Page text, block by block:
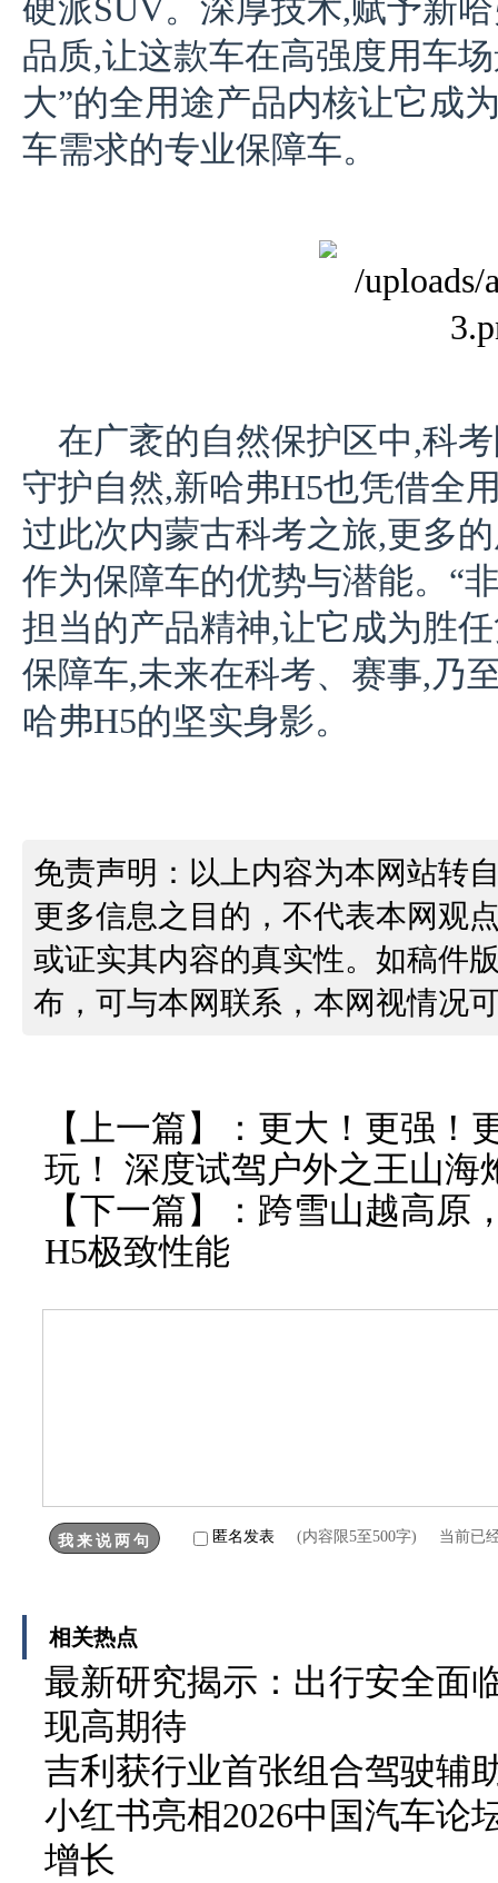
硬派SUV。深厚技术,赋予新
品质,让这款车在高强度用车
大”的全用途产品内核让它成
车需求的专业保障车。
在广袤的自然保护区中,科
守护自然,新哈弗H5也凭借全
过此次内蒙古科考之旅,更多
作为保障车的优势与潜能。“
担当的产品精神,让它成为胜
保障车,未来在科考、赛事,乃
哈弗H5的坚实身影。
免责声明：以上内容为本网站转
更多信息之目的，不代表本网观
或证实其内容的真实性。如稿件
布，可与本网联系，本网视情况
【上一篇】： 更大！更强！
玩！ 深度试驾户外之王山海
【下一篇】： 跨雪山越高原
H5极致性能
匿名发表 (内容限5至500字) 当前已
相关热点
最新研究揭示：出行安全面
现高期待
吉利获行业首张组合驾驶辅
小红书亮相2026中国汽车论
增长